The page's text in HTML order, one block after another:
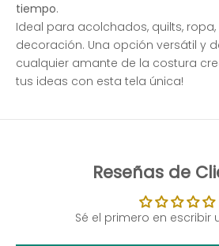
tiempo.
Ideal para acolchados, quilts,
decoración. Una opción versátil y
cualquier amante de la costura
tus ideas con esta tela única!
Reseñas de
Sé el primero en escribir